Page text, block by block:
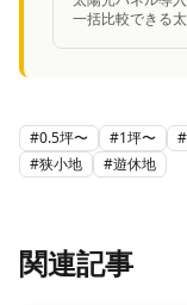
一括比較できる
#0.5坪〜 #1坪〜 #
#狭小地 #遊休地
関連記事